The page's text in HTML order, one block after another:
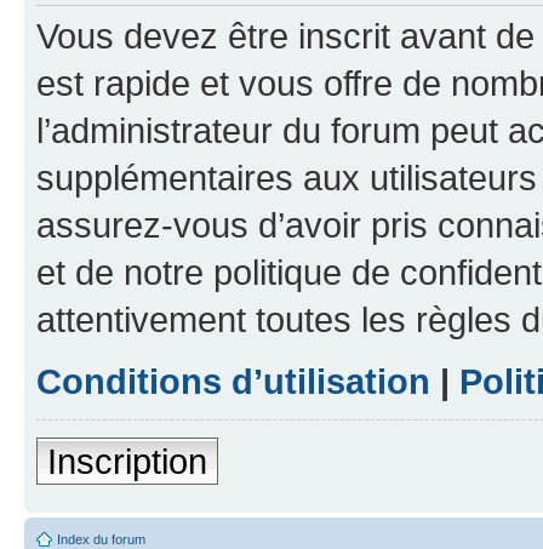
Vous devez être inscrit avant
est rapide et vous offre de
l’administrateur du forum peut
supplémentaires aux
assurez-vous d’avoir pris
et de notre politique de
attentivement toutes les règles
Conditions d’utilisation |
Inscription
Index du forum